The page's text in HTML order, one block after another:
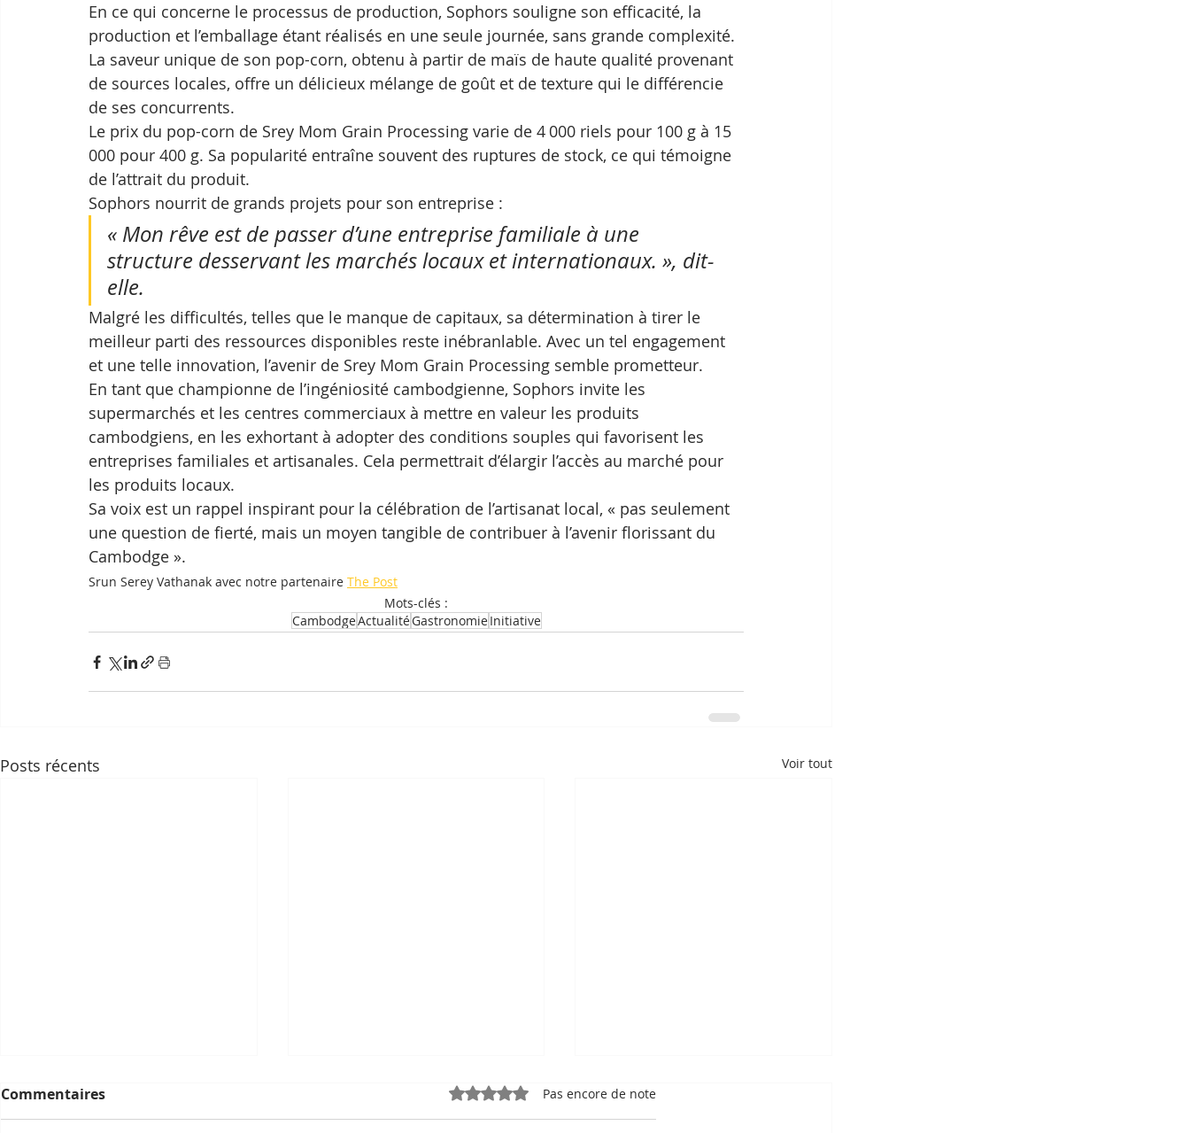
En ce qui concerne le processus de production, Sophors souligne son efficacité, la
production et l’emballage étant réalisés en une seule journée, sans grande complexité.
La saveur unique de son pop-corn, obtenu à partir de maïs de haute qualité provenant
de sources locales, offre un délicieux mélange de goût et de texture qui le différencie
de ses concurrents.
Le prix du pop-corn de Srey Mom Grain Processing varie de 4 000 riels pour 100 g à 15
000 pour 400 g. Sa popularité entraîne souvent des ruptures de stock, ce qui témoigne
de l’attrait du produit.
Sophors nourrit de grands projets pour son entreprise :
« Mon rêve est de passer d’une entreprise familiale à une
structure desservant les marchés locaux et internationaux. », dit-
elle.
Malgré les difficultés, telles que le manque de capitaux, sa détermination à tirer le
meilleur parti des ressources disponibles reste inébranlable. Avec un tel engagement
et une telle innovation, l’avenir de Srey Mom Grain Processing semble prometteur.
En tant que championne de l’ingéniosité cambodgienne, Sophors invite les
supermarchés et les centres commerciaux à mettre en valeur les produits
cambodgiens, en les exhortant à adopter des conditions souples qui favorisent les
entreprises familiales et artisanales. Cela permettrait d’élargir l’accès au marché pour
les produits locaux.
Sa voix est un rappel inspirant pour la célébration de l’artisanat local, « pas seulement
une question de fierté, mais un moyen tangible de contribuer à l’avenir florissant du
Cambodge ».
Srun Serey Vathanak avec notre partenaire The Post
Mots-clés :
CambodgeActualitéGastronomieInitiative
Posts récents Voir tout
Commentaires Noté 0 étoile sur 5.Pas encore de note